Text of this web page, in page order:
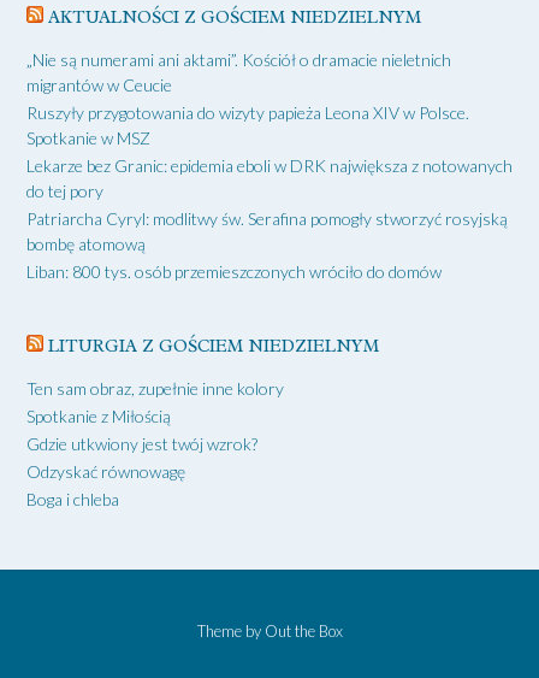
AKTUALNOŚCI Z GOŚCIEM NIEDZIELNYM
„Nie są numerami ani aktami”. Kościół o dramacie nieletnich
migrantów w Ceucie
Ruszyły przygotowania do wizyty papieża Leona XIV w Polsce.
Spotkanie w MSZ
Lekarze bez Granic: epidemia eboli w DRK największa z notowanych
do tej pory
Patriarcha Cyryl: modlitwy św. Serafina pomogły stworzyć rosyjską
bombę atomową
Liban: 800 tys. osób przemieszczonych wróciło do domów
LITURGIA Z GOŚCIEM NIEDZIELNYM
Ten sam obraz, zupełnie inne kolory
Spotkanie z Miłością
Gdzie utkwiony jest twój wzrok?
Odzyskać równowagę
Boga i chleba
Theme by Out the Box